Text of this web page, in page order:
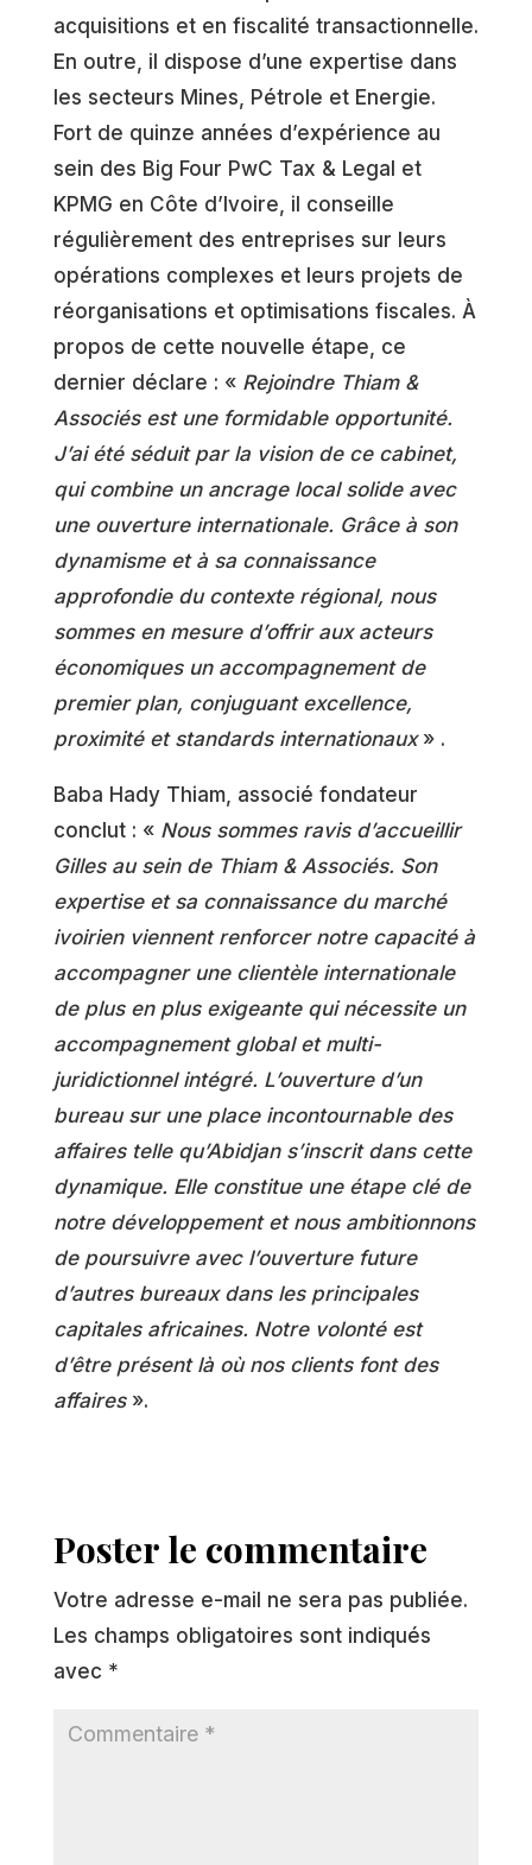
acquisitions et en fiscalité transactionnelle.
En outre, il dispose d’une expertise dans
les secteurs Mines, Pétrole et Energie.
Fort de quinze années d’expérience au
sein des Big Four PwC Tax & Legal et
KPMG en Côte d’Ivoire, il conseille
régulièrement des entreprises sur leurs
opérations complexes et leurs projets de
réorganisations et optimisations fiscales. À
propos de cette nouvelle étape, ce
dernier déclare : « Rejoindre Thiam &
Associés est une formidable opportunité.
J’ai été séduit par la vision de ce cabinet,
qui combine un ancrage local solide avec
une ouverture internationale. Grâce à son
dynamisme et à sa connaissance
approfondie du contexte régional, nous
sommes en mesure d’offrir aux acteurs
économiques un accompagnement de
premier plan, conjuguant excellence,
proximité et standards internationaux» .
Baba Hady Thiam, associé fondateur
conclut : « Nous sommes ravis d’accueillir
Gilles au sein de Thiam & Associés. Son
expertise et sa connaissance du marché
ivoirien viennent renforcer notre capacité à
accompagner une clientèle internationale
de plus en plus exigeante qui nécessite un
accompagnement global et multi-
juridictionnel intégré. L’ouverture d’un
bureau sur une place incontournable des
affaires telle qu’Abidjan s’inscrit dans cette
dynamique. Elle constitue une étape clé de
notre développement et nous ambitionnons
de poursuivre avec l’ouverture future
d’autres bureaux dans les principales
capitales africaines. Notre volonté est
d’être présent là où nos clients font des
affaires».
Poster le commentaire
Votre adresse e-mail ne sera pas publiée.
Les champs obligatoires sont indiqués
avec *